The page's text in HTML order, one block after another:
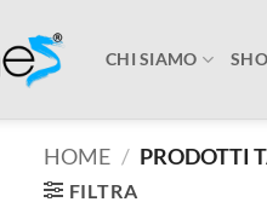
CHI SIAMO
HOME / PRODOTTI
FILTRA